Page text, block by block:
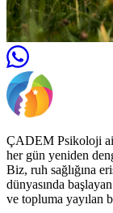
ÇADEM Psikoloji
her gün yeniden
Biz, ruh sağlığına
dünyasında
ve topluma yayılan